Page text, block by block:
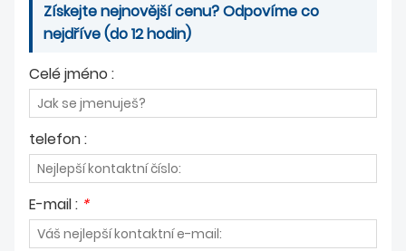
Získejte nejnovější cenu? Odpovíme co
nejdříve (do 12 hodin)
Celé jméno :
telefon :
E-mail : *